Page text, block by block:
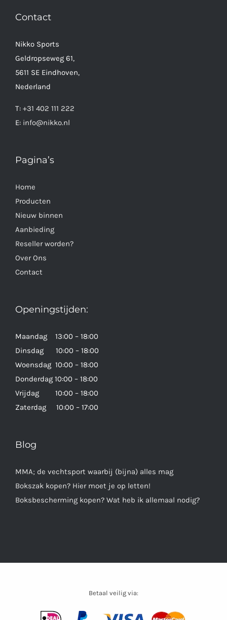
Contact
Nikko Sports
Geldropseweg 61,
5611 SE Eindhoven,
Nederland
T: +31 402 111 222
E: info@nikko.nl
Pagina’s
Home
Producten
Nieuw binnen
Aanbieding
Reseller worden?
Over Ons
Contact
Openingstijden:
Maandag 13:00 – 18:00
Dinsdag 10:00 – 18:00
Woensdag 10:00 – 18:00
Donderdag 10:00 – 18:00
Vrijdag 10:00 – 18:00
Zaterdag 10:00 – 17:00
Blog
MMA; de vechtsport waarbij (bijna) alles mag
Bokszak kopen? Hier moet je op letten!
Boksbescherming kopen? Wat heb ik allemaal nodig?
Betaal veilig via: